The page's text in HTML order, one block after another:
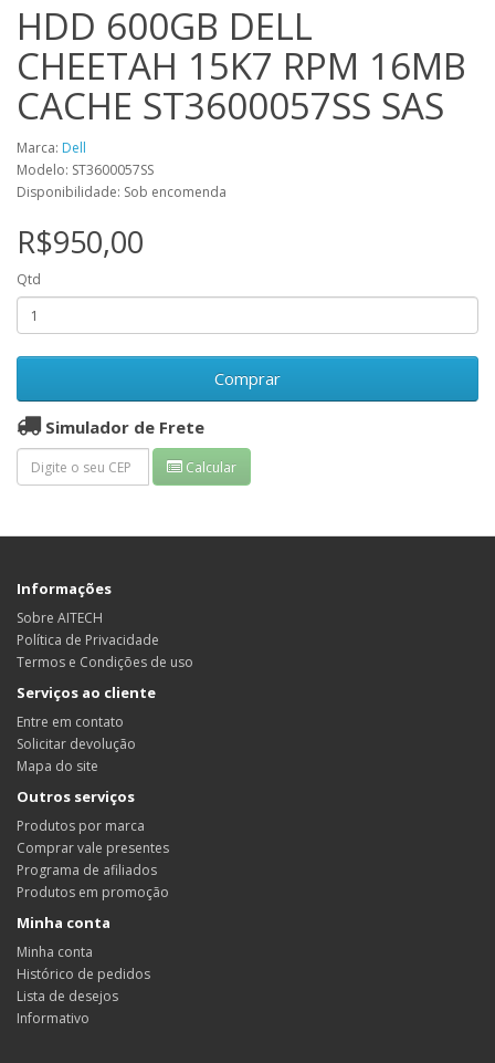
HDD 600GB DELL
CHEETAH 15K7 RPM 16MB
CACHE ST3600057SS SAS
Marca: Dell
Modelo: ST3600057SS
Disponibilidade: Sob encomenda
R$950,00
Qtd
Comprar
Simulador de Frete
Calcular
Informações
Sobre AITECH
Política de Privacidade
Termos e Condições de uso
Serviços ao cliente
Entre em contato
Solicitar devolução
Mapa do site
Outros serviços
Produtos por marca
Comprar vale presentes
Programa de afiliados
Produtos em promoção
Minha conta
Minha conta
Histórico de pedidos
Lista de desejos
Informativo